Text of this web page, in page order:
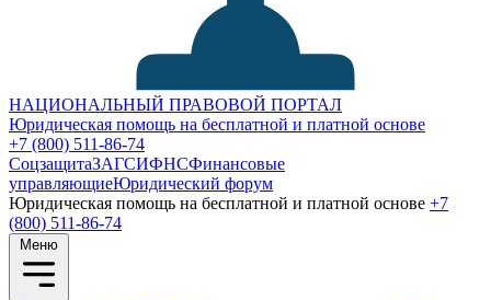
НАЦИОНАЛЬНЫЙ ПРАВОВОЙ ПОРТАЛ
Юридическая помощь на бесплатной и платной основе
+7 (800) 511-86-74
СоцзащитаЗАГСИФНСФинансовые
управляющиеЮридический форум
Юридическая помощь на бесплатной и платной основе +7
(800) 511-86-74
Меню